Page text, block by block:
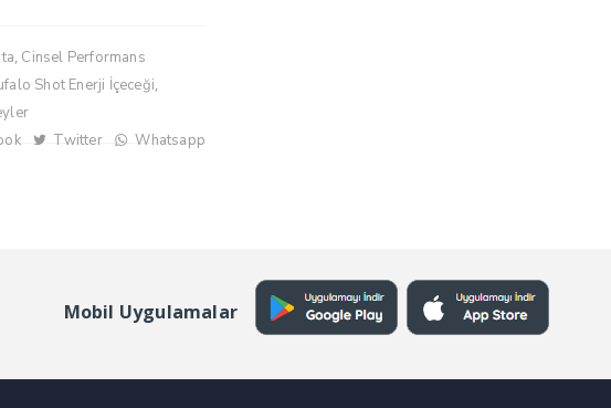
, Cinsel Performans
Shot Enerji İçeceği,
Twitter Whatsapp
Mobil Uygulamalar